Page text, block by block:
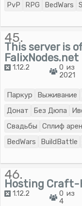
PvP
RPG BedWars
45.
This server is
FalixNodes.net
1.12.2
0 из
2021
Паркур Выживание
Донат
Без Дюпа
Свадьбы
Сплиф
BedWars
BuildBattle
46.
Hosting Craft-
1.12.2
0 из
4